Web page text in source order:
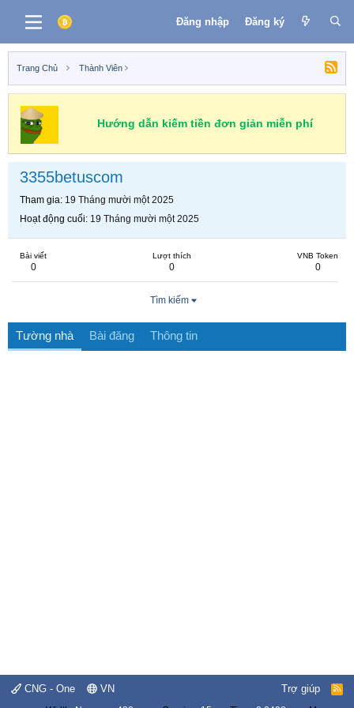
Đăng nhập Đăng ký
Trang Chủ Thành Viên
Hướng dẫn kiếm tiền đơn giản miễn phí
3355betuscom
Tham gia 19 Tháng mười một 2025
Hoạt động cuối 19 Tháng mười một 2025
Bài viết
0
Lượt thích
0
VNB Token
0
Tìm kiếm
Tường nhà Bài đăng Thông tin
CNG - One VN Trợ giúp
R